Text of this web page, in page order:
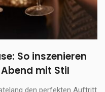
So inszenieren
mit Stil
den perfekten Auftritt